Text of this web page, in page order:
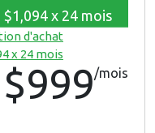
$1,094 x 24 mois
d'achat
x 24 mois
$999/mois